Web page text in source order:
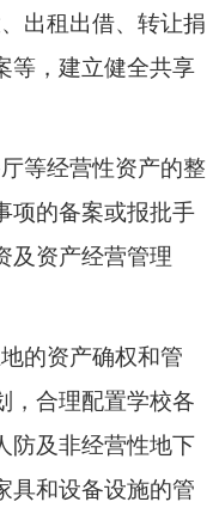
出租出借、转让捐
等， 建立健全共享
等经营性资产的整
项的备案或报批手
及资产经营管理
的资产确权和管
，合理配置学校各
防及非经营性地下
具和设备设施的管